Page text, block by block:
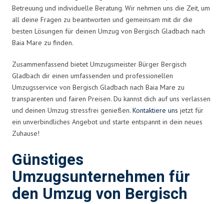
Betreuung und individuelle Beratung. Wir nehmen uns die Zeit, um
all deine Fragen zu beantworten und gemeinsam mit dir die
besten Lösungen für deinen Umzug von Bergisch Gladbach nach
Baia Mare zu finden.
Zusammenfassend bietet Umzugsmeister Bürger Bergisch
Gladbach dir einen umfassenden und professionellen
Umzugsservice von Bergisch Gladbach nach Baia Mare zu
transparenten und fairen Preisen. Du kannst dich auf uns verlassen
und deinen Umzug stressfrei genießen. Kontaktiere uns jetzt für
ein unverbindliches Angebot und starte entspannt in dein neues
Zuhause!
Günstiges
Umzugsunternehmen für
den Umzug von Bergisch